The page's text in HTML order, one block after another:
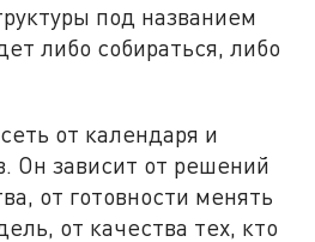
под названием
либо собираться, либо
от календаря и
Он зависит от решений
от готовности менять
от качества тех, кто